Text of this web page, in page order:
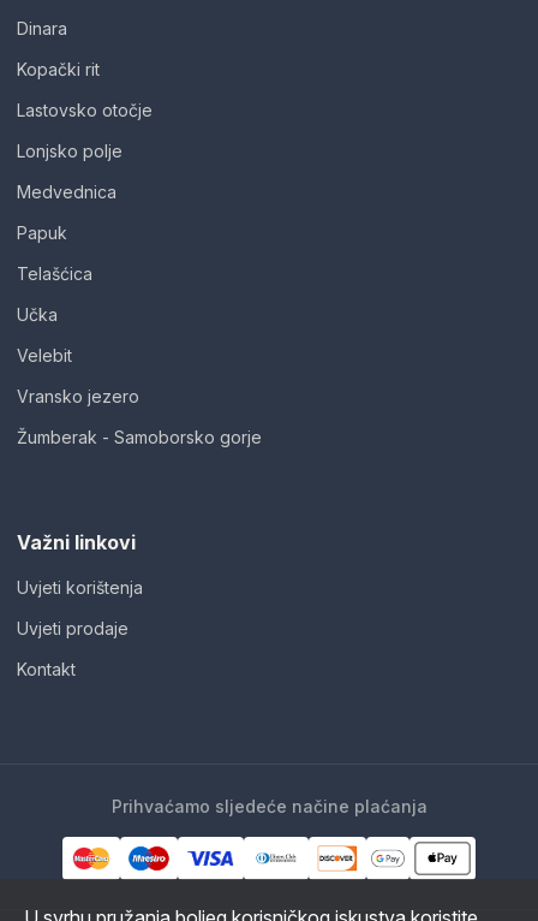
Dinara
Kopački rit
Lastovsko otočje
Lonjsko polje
Medvednica
Papuk
Telašćica
Učka
Velebit
Vransko jezero
Žumberak - Samoborsko gorje
Važni linkovi
Uvjeti korištenja
Uvjeti prodaje
Kontakt
Prihvaćamo sljedeće načine plaćanja